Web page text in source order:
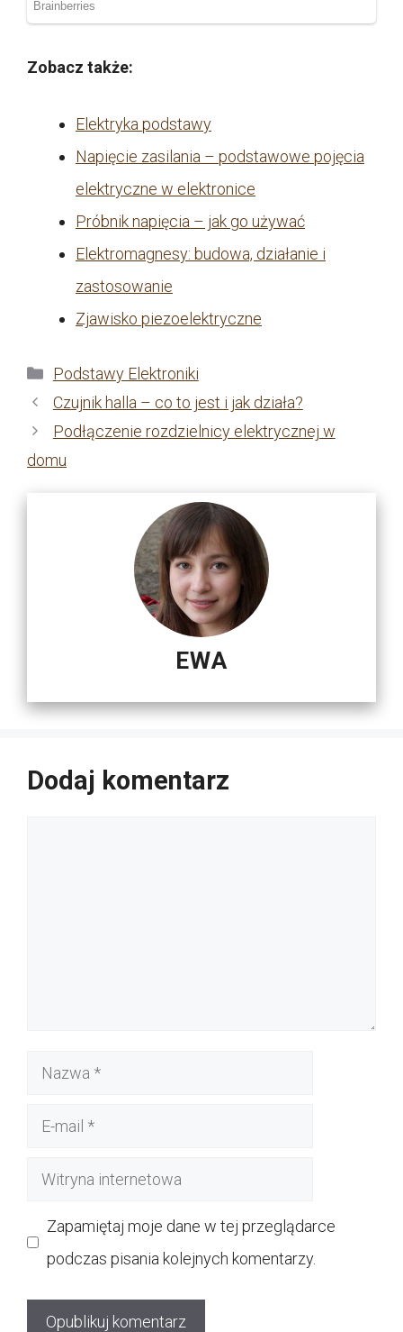
Zobacz także:
Elektryka podstawy
Napięcie zasilania – podstawowe pojęcia
elektryczne w elektronice
Próbnik napięcia – jak go używać
Elektromagnesy: budowa, działanie i
zastosowanie
Zjawisko piezoelektryczne
Kategorie
Podstawy Elektroniki
Czujnik halla – co to jest i jak działa?
Podłączenie rozdzielnicy elektrycznej w
domu
EWA
Dodaj komentarz
Nazwa
Witryna
Zapamiętaj moje dane w tej przeglądarce
podczas pisania kolejnych komentarzy.